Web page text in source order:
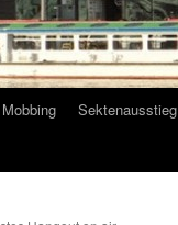
Mobbing Sektenausstieg